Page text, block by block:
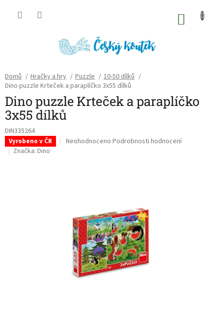
Domů / Hračky a hry / Puzzle / 10-50 dílků /
Dino puzzle Krteček a paraplíčko 3x55 dílků
Dino puzzle Krteček a paraplíčko
3x55 dílků
DIN335264
Vyrobeno v ČR
Průměrné
Neohodnoceno Podrobnosti hodnocení
Značka: Dino